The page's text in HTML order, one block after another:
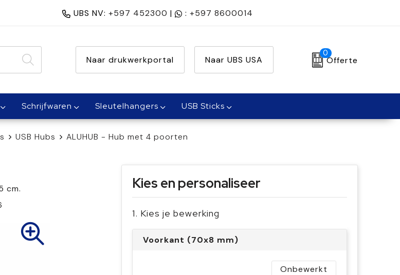
UBS NV: +597 452300 | : +597 8600014
Naar drukwerkportal Naar UBS USA
0
Offerte
Schrijfwaren Sleutelhangers USB Sticks
USB Hubs ALUHUB - Hub met 4 poorten
cm.
Kies en personaliseer
1. Kies je bewerking
Voorkant (70x8 mm)
Onbewerkt